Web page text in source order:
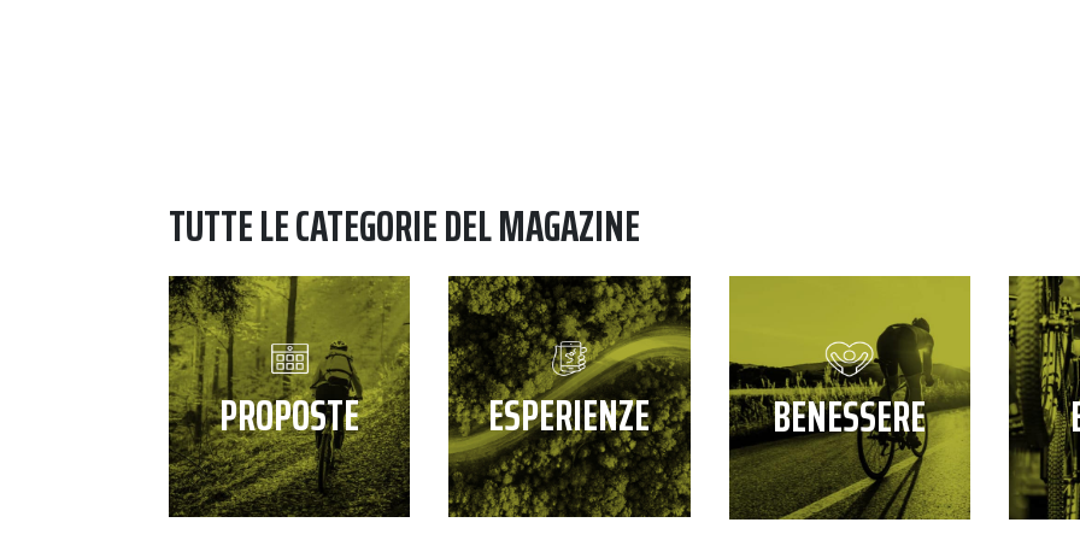
TUTTE LE CATEGORIE DEL MAGAZINE
PROPOSTE ESPERIENZE BENESSERE